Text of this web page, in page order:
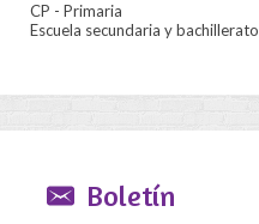
CP - Primaria
Escuela secundaria y bachillerato
Boletín